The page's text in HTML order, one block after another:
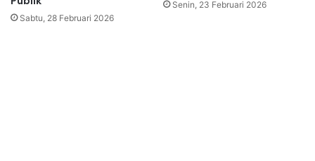
Sabtu, 28 Februari 2026
Senin, 23 Februari 2026